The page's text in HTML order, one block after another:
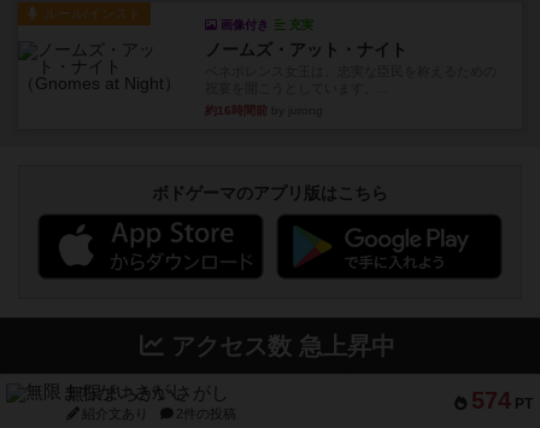
ルール/インスト
画像付き 充実
ノームズ・アット・ナイト
約16時間前
ボドゲーマのアプリ版はこちら
アクセス数 急上昇中
574 PT
無限まちがいさがし
紹介文あり 2件の投稿